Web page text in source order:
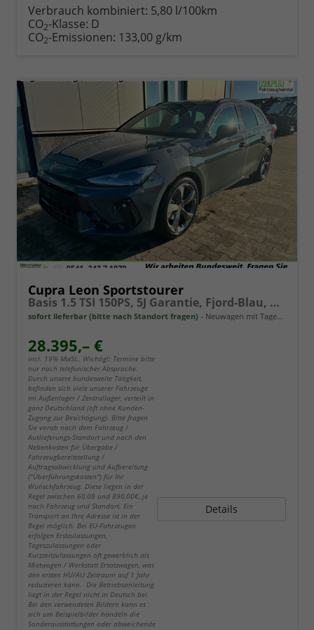
Verbrauch kombiniert: 5,80 l/100km
CO2-Klasse: D
CO2-Emissionen: 133,00 g/km
Cupra Leon Sportstourer
Basis 1.5 TSI 150PS, 5J Garantie, Fjord-Blau, ANHÄNGERKUPPLUNG, EDGE-PAKET (KEYLESS, ALARM, RÜCKFAHRKAMERA), SCHALENSITZE / FAHRERSITZ ELEKTRISCH, SITZHEIZUNG, 18" ALU, ELEKTR. HECKKLAPPE, 3Z-Climatronic, ACC, Full Link, Parksensoren v/h, Privacy-Glas
sofort lieferbar (bitte nach Standort fragen) Neuwagen mit Tageszulassung
28.395,– €
incl. 19% MwSt.. Wichtig!: Termine bitte
nur nach telefonischer Absprache.
Durch unsere bundesweite Tätigkeit,
befinden sich viele unserer Fahrzeuge
im Außenlager / Zentrallager, verteilt in
ganz Deutschland (oft ohne Kunden-
Zugang zur Besichtigung). Bitte fragen
Sie vorab nach dem Fahrzeug /
Auslieferungs-Standort und nach den
Nebenkosten für Übergabe /
Fahrzeugbereitstellung /
Auftragsabwicklung und Aufbereitung
("Überführungskosten") für Ihr
Wunschfahrzeug. Diese liegen in der
Regel zwischen 60,00 und 890,00€, je
nach Fahrzeug und Standort. Ein
Transport an Ihre Adresse ist in der
Regel möglich. Bei EU-Fahrzeugen
erfolgen Erstzulassungen,
Tageszulassungen oder
Kurzzeitzulassungen oft gewerblich als
Mietwagen / Werkstatt Ersatzwagen, was
den ersten HU/AU Zeitraum auf 1 Jahr
reduzieren kann. Die Betriebsanleitung
liegt in der Regel nicht in Deutsch bei.
Bei den verwendeten Bildern kann es
sich um Beispielbilder handeln die
Sonderausstattungen oder abweichende
Details